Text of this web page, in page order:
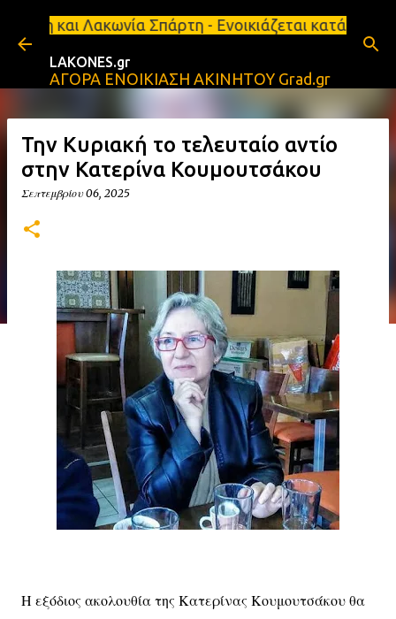
Μετάβαση στο κύριο περιεχόμενο
Σπάρτη - Ενοικιάζεται κατάστημα 134
LAKONES.gr
ΑΓΟΡΑ ΕΝΟΙΚΙΑΣΗ ΑΚΙΝΗΤΟΥ Grad.gr
Την Κυριακή το τελευταίο αντίο
στην Κατερίνα Κουμουτσάκου
Σεπτεμβρίου 06, 2025
Η εξόδιος ακολουθία της Κατερίνας Κουμουτσάκου θα